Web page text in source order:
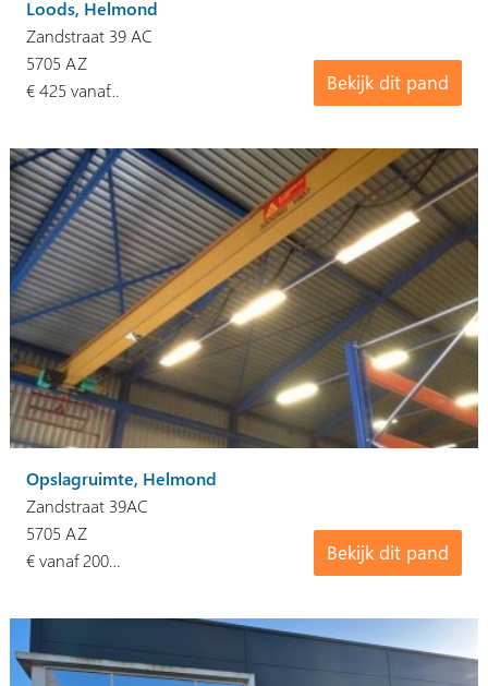
Loods, Helmond
Zandstraat 39 AC
Bekijk dit pand
5705 AZ
€ 425 vanaf…
Opslagruimte, Helmond
Zandstraat 39AC
Bekijk dit pand
5705 AZ
€ vanaf 200…